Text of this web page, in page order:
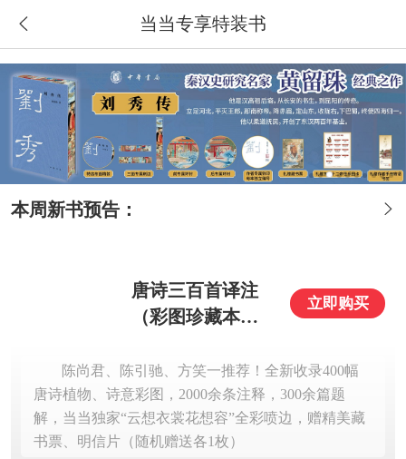
 当当专享特装书
首页 分类 购物车 我的当当
本周新书预告： 
唐诗三百首译注
（彩图珍藏本）
彩刷边（随书附
赠精美藏书票+明
信片+限量编号
+70周年社庆纪念
立即购买
陈尚君、陈引驰、方笑一推荐！全新收录400幅
唐诗植物、诗意彩图，2000余条注释，300余篇题
解，当当独家“云想衣裳花想容”全彩喷边，赠精美藏
书票、明信片（随机赠送各1枚）